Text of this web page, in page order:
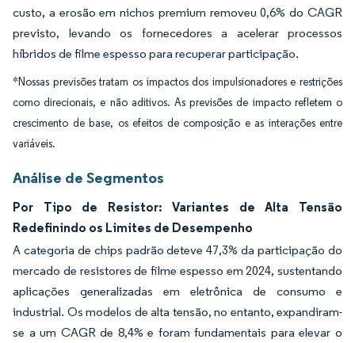
custo, a erosão em nichos premium removeu 0,6% do CAGR
previsto, levando os fornecedores a acelerar processos
híbridos de filme espesso para recuperar participação.
*Nossas previsões tratam os impactos dos impulsionadores e restrições
como direcionais, e não aditivos. As previsões de impacto refletem o
crescimento de base, os efeitos de composição e as interações entre
variáveis.
Análise de Segmentos
Por Tipo de Resistor: Variantes de Alta Tensão
Redefinindo os Limites de Desempenho
A categoria de chips padrão deteve 47,3% da participação do
mercado de resistores de filme espesso em 2024, sustentando
aplicações generalizadas em eletrônica de consumo e
industrial. Os modelos de alta tensão, no entanto, expandiram-
se a um CAGR de 8,4% e foram fundamentais para elevar o